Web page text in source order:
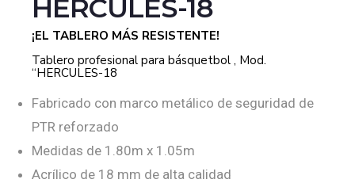
HERCULES-18
¡EL TABLERO MÁS RESISTENTE!
Tablero profesional para básquetbol , Mod.
“HERCULES-18
Fabricado con marco metálico de seguridad de
PTR reforzado
Medidas de 1.80m x 1.05m
Acrílico de 18 mm de alta calidad